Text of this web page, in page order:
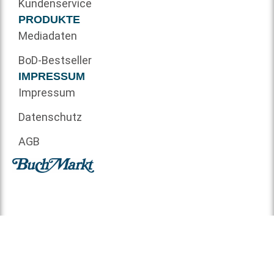
Kundenservice
PRODUKTE
Mediadaten
BoD-Bestseller
IMPRESSUM
Impressum
Datenschutz
AGB